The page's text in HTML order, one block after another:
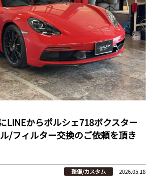
LINEからポルシェ718ボクスター
/フィルター交換のご依頼を頂き
整備/カスタム 2026.05.18